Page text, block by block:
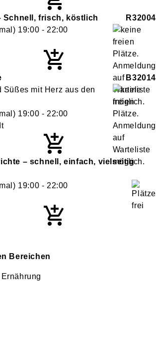
Schnell, frisch, köstlich
R32004
19:00 - 22:00
B32014
Süßes mit Herz aus den
19:00 - 22:00
– schnell, einfach, vielseitig
19:00 - 22:00
Bereichen